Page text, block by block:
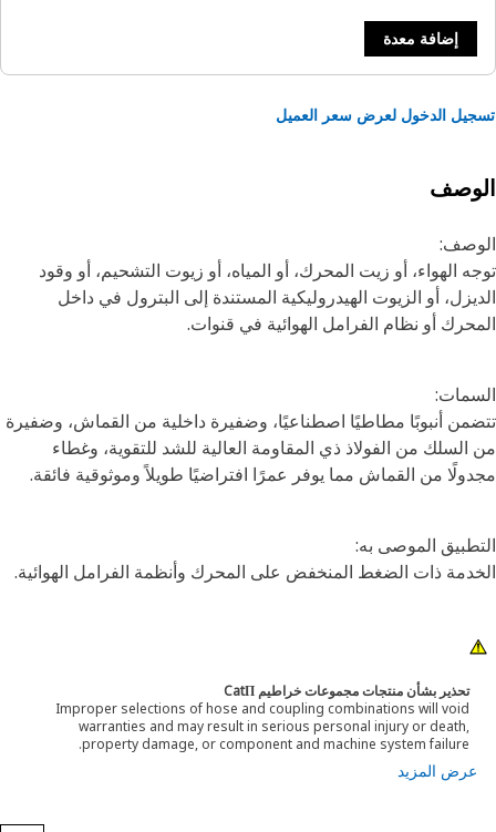
إضافة معدة
الدخول لعرض سعر العميل
الهواء، أو زيت المحرك، أو المياه، أو زيوت التشحيم، أو وقود
أو الزيوت الهيدروليكية المستندة إلى البترول في داخل
أو نظام الفرامل الهوائية في قنوات.
أنبوبًا مطاطيًا اصطناعيًا، وضفيرة داخلية من القماش، وضفيرة
من الفولاذ ذي المقاومة العالية للشد للتقوية، وغطاء
من القماش مما يوفر عمرًا افتراضيًا طويلاً وموثوقية فائقة.
الموصى به:
ذات الضغط المنخفض على المحرك وأنظمة الفرامل الهوائية.
تحذير بشأن منتجات مجموعات خراطيم CatΠ
Improper selections of hose and coupling combinations will void
warranties and may result in serious personal injury or death,
property damage, or component and machine system failure.
عرض المزيد